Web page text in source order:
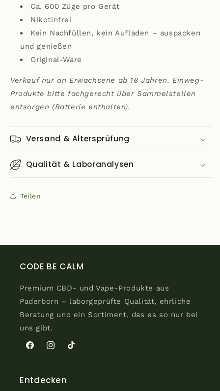
Ca. 600 Züge pro Gerät
Nikotinfrei
Kein Nachfüllen, kein Aufladen – auspacken
und genießen
Original-Ware
Verkauf nur an Erwachsene ab 18 Jahren. Einweg-
Produkte bitte fachgerecht über Sammelstellen
entsorgen (Batterie enthalten).
Versand & Altersprüfung
Qualität & Laboranalysen
Teilen
CODE BE CALM
Premium CBD- und Vape-Produkte aus
Paderborn – laborgeprüfte Qualität, ehrliche
Beratung und ein Sortiment, das es so nur bei
uns gibt.
FacebookInstagram
TikTok
Entdecken